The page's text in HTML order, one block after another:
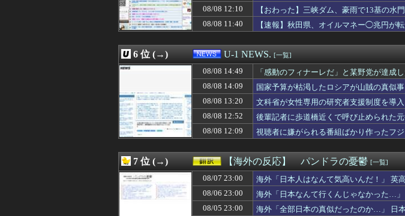
08/08 14:05
【FGO】邪馬台国の魔王。卑弥呼の強化つよい…デスチ
08/08 14:05
【悲報】居酒屋「6人で長居して会計4939円！喋りたい
08/08 14:05
韓国人「『日本ビールは絶対に飲まない！』と大騒ぎし
08/08 14:03
レストランで毎回ハムトーストを頼む夫に料理を勧める
08/08 14:02
国税不祥事、「前例ない事態次々」に危機感 「パパ活
08/08 14:02
【ガンダムBD Re:RISE】もう6年前の作品ってマジか！
【AM4】さすがにDDR5へ乗り換えるタイミング逃し感
08/08 14:01
【悲報】『自認レイブンクロー』 ← こいつらのタチ悪
08/08 14:00
【衝撃】京大病院で正常な脳組織を誤摘出された50代
08/08 14:00
【朗報】及川光博さん（56）結婚ｗｗｗｗｗ
08/08 14:00
【ラブライブ！】俺はこの衣装の再現を諦めてないぞ
08/08 14:00
TBS新人アナ ブラチラ、お尻くっきり、Y字開脚！！
08/08 14:00
【悲報】ナカイドさん、SAO新作にブチギレか……
08/08 14:00
【にじさんじ】五木、長尾に表計算ソフトの便利さを理
08/08 14:00
小川彩、始球式で性的すぎる太もも公開wwwwwwwww
08/08 14:00
【にじ甲2026】新台附属フリーズ高校にふさわしい激
08/08 14:00
ドン・キホーテ露店「うなぎのかば焼き」で食中毒 男
【朗報】オタク、秋葉原に大集結ｗｗｗｗｗｗｗｗｗ
判の国籍は日本、UAE、イラン」
08/08 12:10
【おわった】三峡ダム、豪雨で13基の水
08/08 11:40
【速報】秋田県、オイルマネー◯兆円が
6 位 (→) U-1 NEWS. [一覧]
08/08 14:49
「感動のフィナーレだ」と某野党が達成
に……
08/08 14:09
国家予算が枯渇したロシアが山賊の真似
る……
08/08 13:20
文科省が女性専用の研究者支援制度を導
08/08 12:52
後輩記者に歩道橋近くで呼び止められた
08/08 12:09
視聴者に嫌がられる番組ばかり作ったフ
7 位 (→) 【海外の反応】 パンドラの憂鬱 [一覧]
08/07 23:00
海外「日本人はなんて気高いんだ！」 英
08/06 23:00
海外「日本なんて行くんじゃなかった…
08/05 23:00
海外「全部日本の真似だったのか…」 日